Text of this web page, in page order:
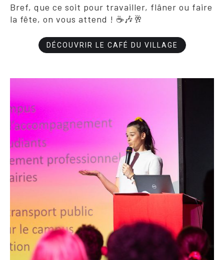
Bref, que ce soit pour travailler, flâner ou faire
la fête, on vous attend ! ☕🎶🥂
DÉCOUVRIR LE CAFÉ DU VILLAGE